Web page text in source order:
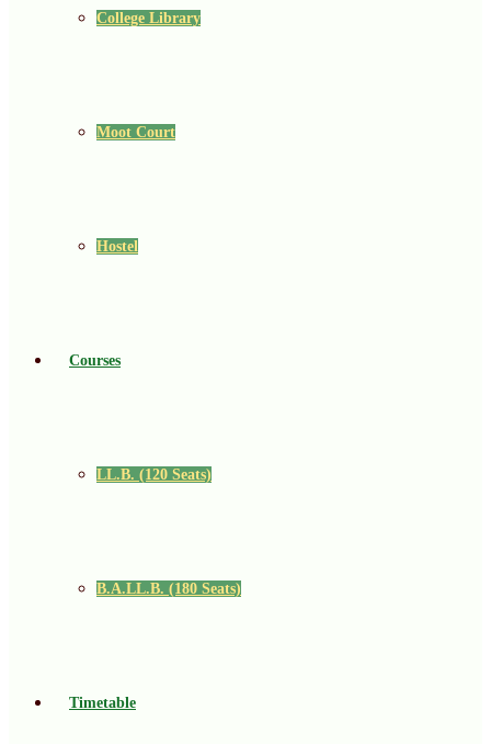
College Library
Moot Court
Hostel
Courses
LL.B. (120 Seats)
B.A.LL.B. (180 Seats)
Timetable